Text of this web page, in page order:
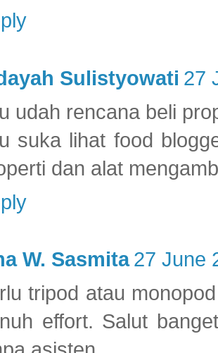
Sulistyowati 27
udah rencana beli
suka lihat food
dan alat
W. Sasmita 27 June
tripod atau
effort. Salut